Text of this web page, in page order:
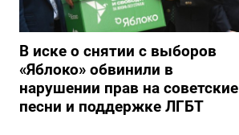
В иске о снятии с выборов
«Яблоко» обвинили в
нарушении прав на советские
песни и поддержке ЛГБТ